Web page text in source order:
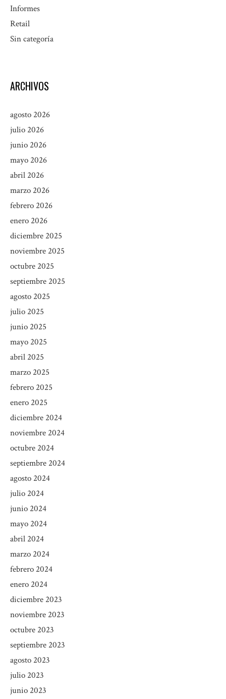
Informes
Retail
Sin categoría
ARCHIVOS
agosto 2026
julio 2026
junio 2026
mayo 2026
abril 2026
marzo 2026
febrero 2026
enero 2026
diciembre 2025
noviembre 2025
octubre 2025
septiembre 2025
agosto 2025
julio 2025
junio 2025
mayo 2025
abril 2025
marzo 2025
febrero 2025
enero 2025
diciembre 2024
noviembre 2024
octubre 2024
septiembre 2024
agosto 2024
julio 2024
junio 2024
mayo 2024
abril 2024
marzo 2024
febrero 2024
enero 2024
diciembre 2023
noviembre 2023
octubre 2023
septiembre 2023
agosto 2023
julio 2023
junio 2023